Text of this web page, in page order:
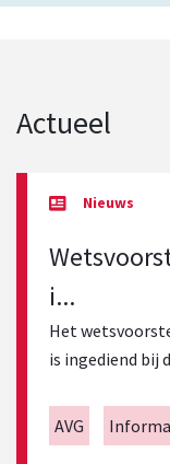
Actueel
i...
Het
is ingediend bij
AVG